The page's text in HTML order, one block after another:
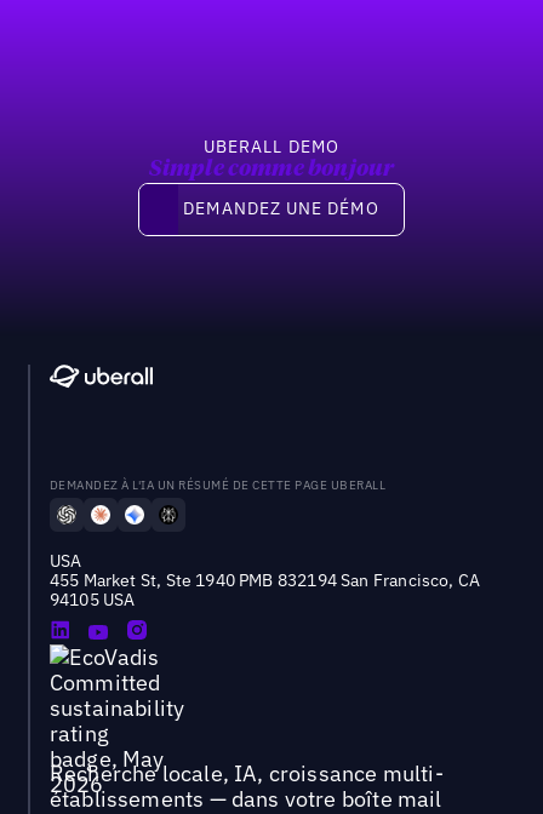
UBERALL DEMO
Simple comme bonjour
Demandez une démo
DEMANDEZ UNE DÉMO
DEMANDEZ À L'IA UN RÉSUMÉ DE CETTE PAGE UBERALL
USA
455 Market St, Ste 1940 PMB 832194 San Francisco, CA
94105 USA
Recherche locale, IA, croissance multi-
établissements — dans votre boîte mail